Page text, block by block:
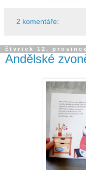
2 komentáře:
čtvrtek 12.
Andělské